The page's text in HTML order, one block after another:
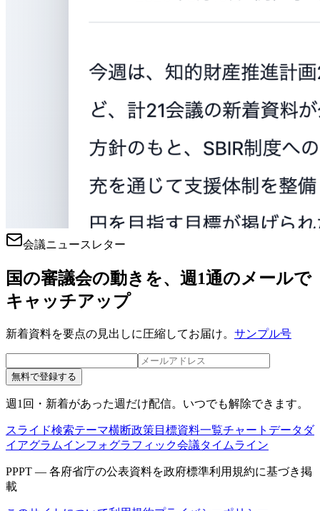
会議ニュースレター
国の審議会の動きを、週1通のメールで
キャッチアップ
新着資料を要点の見出しに圧縮してお届け。 サンプル号
無料で登録する
週1回・新着があった週だけ配信。いつでも解除できます。
スライド検索テーマ横断政策目標資料一覧チャートデータ ダ
イアグラムインフォグラフィック会議タイムライン
PPPT — 各府省庁の公表資料を政府標準利用規約に基づき掲
載